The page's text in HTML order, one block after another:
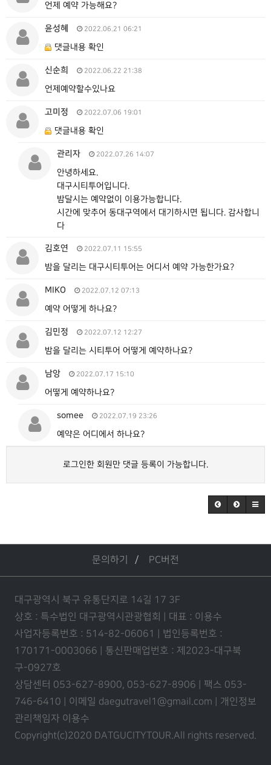
언제 예약 가능해요?
윤성혜 2022.06.21 06:21
댓글내용 확인
신순희 2022.06.22 21:38
언제예약할수있나요
고미정 2022.07.06 19:01
댓글내용 확인
관리자 2022.07.26 14:07
안녕하세요.
대구시티투어입니다.
밤달시는 예약없이 이용가능합니다.
시간에 맞추어 동대구역에서 대기하시면 됩니다. 감사합니
다
김호연 2022.07.11 15:55
밤을 달리는 대구시티투어는 어디서 예약 가능한가요?
MIKO 2022.07.12 07:13
예약 어떻게 하나요?
김민정 2022.07.12 12:27
밤을 달리는 시티투어 어떻게 예약하나요?
남앙 2022.07.17 15:10
어떻게 예약하나요?
somee 2022.07.19 23:26
예약은 어디에서 하나요?
로그인한 회원만 댓글 등록이 가능합니다.
문의하기 PC버전
대구광역시 북구 유통단지로 14길 17 3F
상호 : 특수법인 대구광역시관광협회 | 대표 : 이용수
사업자등록번호 : 514-82-06061 | 법인등록번호 :
170171-0003066 | 통신판매업번호 : 제2023-대구북
구-0927호
상담센터 053-627-8900, 053-627-8906 | 팩스 053-
746-6410 | 이메일 daegutravel1@gmail.com | 개인정보
관리책임자 이용수
Copyright(c)2020 DATGUCITYTOUR.All rights reserved.